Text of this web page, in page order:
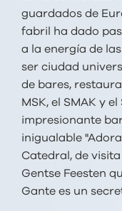
guardados de
fabril ha dado
a la energía de
ser ciudad
de bares,
MSK, el SMAK y
impresionante
inigualable
Catedral, de
Gentse Feesten
Gante es un